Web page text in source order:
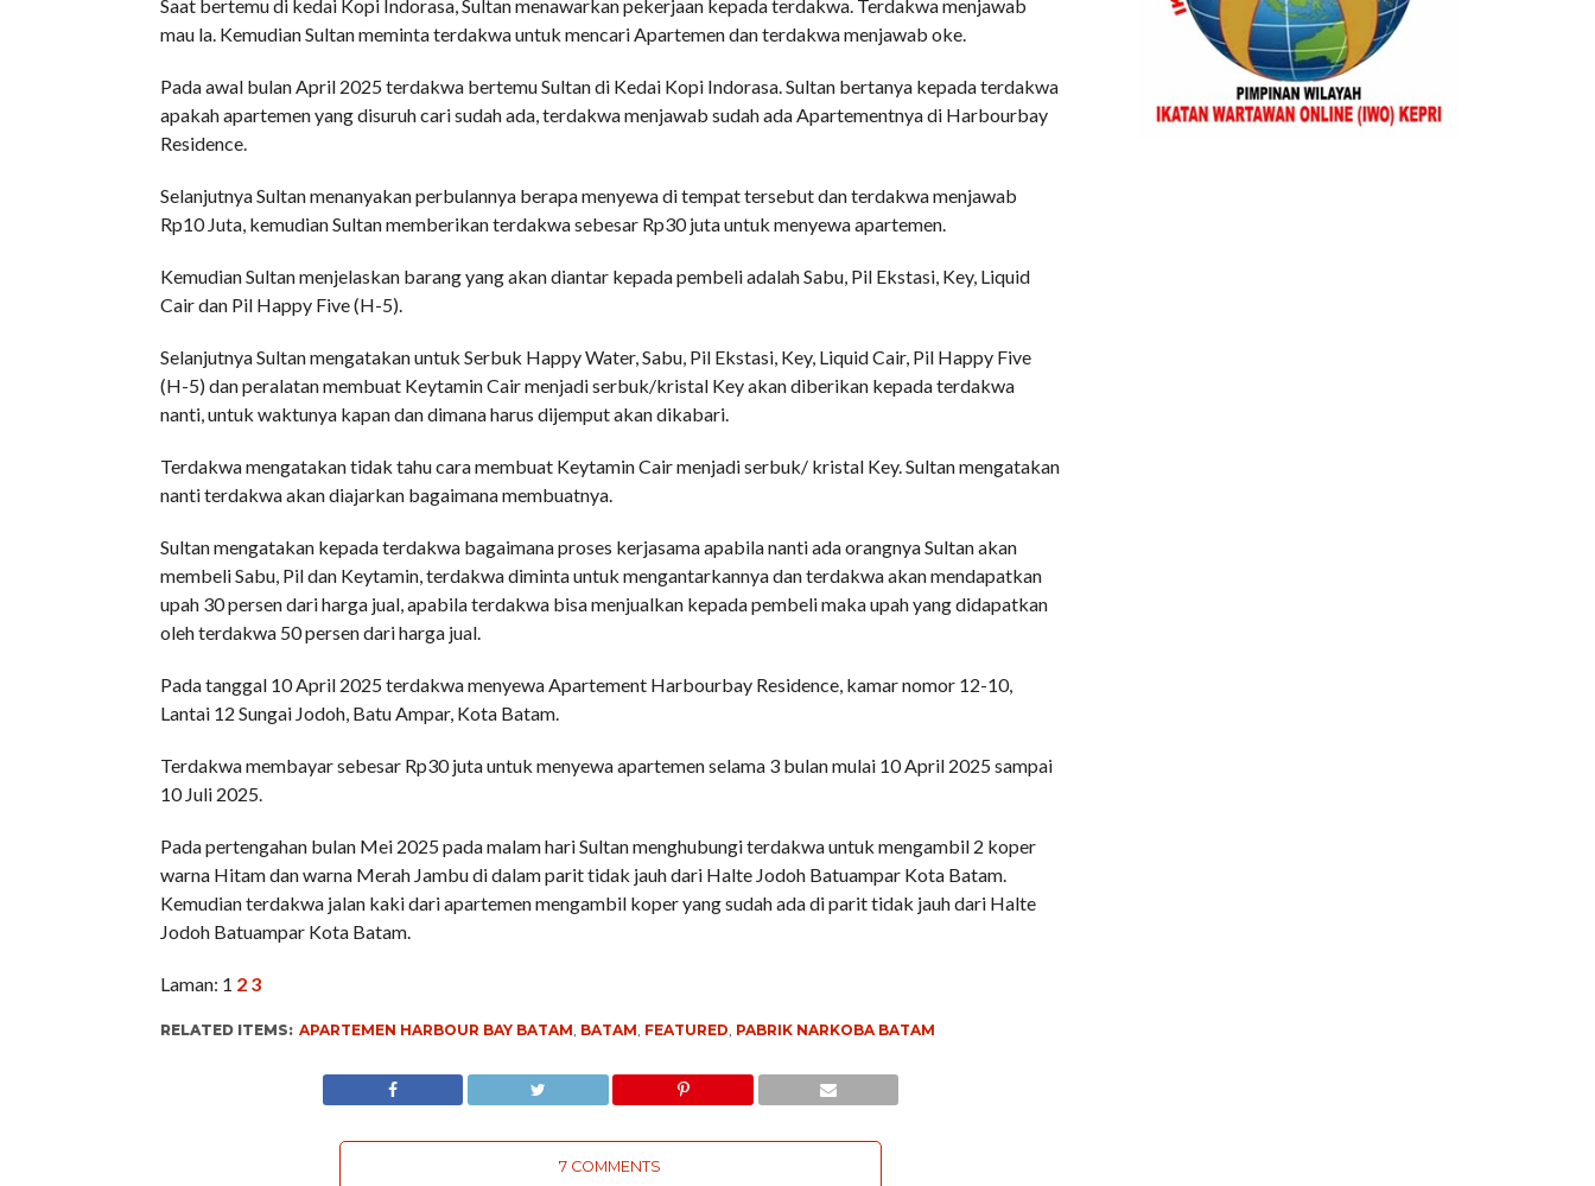
Saat bertemu di kedai Kopi Indorasa, Sultan menawarkan pekerjaan kepada terdakwa. Terdakwa menjawab
mau la. Kemudian Sultan meminta terdakwa untuk mencari Apartemen dan terdakwa menjawab oke.
Pada awal bulan April 2025 terdakwa bertemu Sultan di Kedai Kopi Indorasa. Sultan bertanya kepada terdakwa
apakah apartemen yang disuruh cari sudah ada, terdakwa menjawab sudah ada Apartementnya di Harbourbay
Residence.
Selanjutnya Sultan menanyakan perbulannya berapa menyewa di tempat tersebut dan terdakwa menjawab
Rp10 Juta, kemudian Sultan memberikan terdakwa sebesar Rp30 juta untuk menyewa apartemen.
Kemudian Sultan menjelaskan barang yang akan diantar kepada pembeli adalah Sabu, Pil Ekstasi, Key, Liquid
Cair dan Pil Happy Five (H-5).
Selanjutnya Sultan mengatakan untuk Serbuk Happy Water, Sabu, Pil Ekstasi, Key, Liquid Cair, Pil Happy Five
(H-5) dan peralatan membuat Keytamin Cair menjadi serbuk/kristal Key akan diberikan kepada terdakwa
nanti, untuk waktunya kapan dan dimana harus dijemput akan dikabari.
Terdakwa mengatakan tidak tahu cara membuat Keytamin Cair menjadi serbuk/ kristal Key. Sultan mengatakan
nanti terdakwa akan diajarkan bagaimana membuatnya.
Sultan mengatakan kepada terdakwa bagaimana proses kerjasama apabila nanti ada orangnya Sultan akan
membeli Sabu, Pil dan Keytamin, terdakwa diminta untuk mengantarkannya dan terdakwa akan mendapatkan
upah 30 persen dari harga jual, apabila terdakwa bisa menjualkan kepada pembeli maka upah yang didapatkan
oleh terdakwa 50 persen dari harga jual.
Pada tanggal 10 April 2025 terdakwa menyewa Apartement Harbourbay Residence, kamar nomor 12-10,
Lantai 12 Sungai Jodoh, Batu Ampar, Kota Batam.
Terdakwa membayar sebesar Rp30 juta untuk menyewa apartemen selama 3 bulan mulai 10 April 2025 sampai
10 Juli 2025.
Pada pertengahan bulan Mei 2025 pada malam hari Sultan menghubungi terdakwa untuk mengambil 2 koper
warna Hitam dan warna Merah Jambu di dalam parit tidak jauh dari Halte Jodoh Batuampar Kota Batam.
Kemudian terdakwa jalan kaki dari apartemen mengambil koper yang sudah ada di parit tidak jauh dari Halte
Jodoh Batuampar Kota Batam.
Laman: 1 2 3
RELATED ITEMS: APARTEMEN HARBOUR BAY BATAM, BATAM, FEATURED, PABRIK NARKOBA BATAM
7 COMMENTS